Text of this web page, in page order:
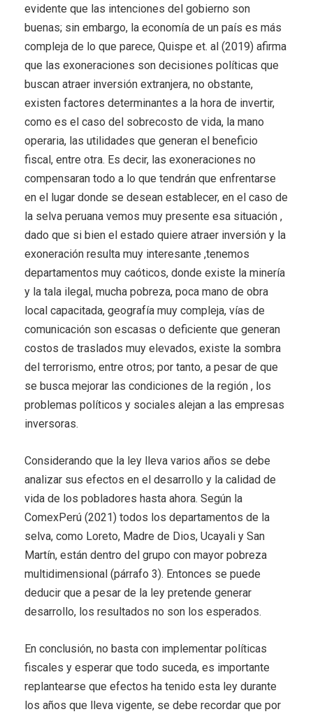
evidente que las intenciones del gobierno son
buenas; sin embargo, la economía de un país es más
compleja de lo que parece, Quispe et. al (2019) afirma
que las exoneraciones son decisiones políticas que
buscan atraer inversión extranjera, no obstante,
existen factores determinantes a la hora de invertir,
como es el caso del sobrecosto de vida, la mano
operaria, las utilidades que generan el beneficio
fiscal, entre otra. Es decir, las exoneraciones no
compensaran todo a lo que tendrán que enfrentarse
en el lugar donde se desean establecer, en el caso de
la selva peruana vemos muy presente esa situación ,
dado que si bien el estado quiere atraer inversión y la
exoneración resulta muy interesante ,tenemos
departamentos muy caóticos, donde existe la minería
y la tala ilegal, mucha pobreza, poca mano de obra
local capacitada, geografía muy compleja, vías de
comunicación son escasas o deficiente que generan
costos de traslados muy elevados, existe la sombra
del terrorismo, entre otros; por tanto, a pesar de que
se busca mejorar las condiciones de la región , los
problemas políticos y sociales alejan a las empresas
inversoras.
Considerando que la ley lleva varios años se debe
analizar sus efectos en el desarrollo y la calidad de
vida de los pobladores hasta ahora. Según la
ComexPerú (2021) todos los departamentos de la
selva, como Loreto, Madre de Dios, Ucayali y San
Martín, están dentro del grupo con mayor pobreza
multidimensional (párrafo 3). Entonces se puede
deducir que a pesar de la ley pretende generar
desarrollo, los resultados no son los esperados.
En conclusión, no basta con implementar políticas
fiscales y esperar que todo suceda, es importante
replantearse que efectos ha tenido esta ley durante
los años que lleva vigente, se debe recordar que por